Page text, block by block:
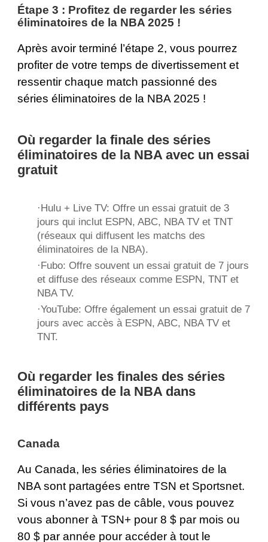
Étape 3 : Profitez de regarder les séries
éliminatoires de la NBA 2025 !
Après avoir terminé l’étape 2, vous pourrez
profiter de votre temps de divertissement et
ressentir chaque match passionné des
séries éliminatoires de la NBA 2025 !
Où regarder la finale des séries
éliminatoires de la NBA avec un essai
gratuit
·Hulu + Live TV: Offre un essai gratuit de 3
jours qui inclut ESPN, ABC, NBA TV et TNT
(réseaux qui diffusent les matchs des
éliminatoires de la NBA).
·Fubo: Offre souvent un essai gratuit de 7 jours
et diffuse des réseaux comme ESPN, TNT et
NBA TV.
·YouTube: Offre également un essai gratuit de 7
jours avec accès à ESPN, ABC, NBA TV et
TNT.
Où regarder les finales des séries
éliminatoires de la NBA dans
différents pays
Canada
Au Canada, les séries éliminatoires de la
NBA sont partagées entre TSN et Sportsnet.
Si vous n’avez pas de câble, vous pouvez
vous abonner à TSN+pour 8 $ par mois ou
80 $ par année pour accéder à tout le